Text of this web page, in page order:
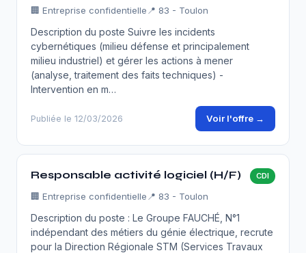
🏢 Entreprise confidentielle 📍 83 - Toulon
Description du poste Suivre les incidents
cybernétiques (milieu défense et principalement
milieu industriel) et gérer les actions à mener
(analyse, traitement des faits techniques) -
Intervention en m…
Publiée le 12/03/2026 Voir l'offre →
Responsable activité logiciel (H/F) CDI
🏢 Entreprise confidentielle 📍 83 - Toulon
Description du poste : Le Groupe FAUCHÉ, N°1
indépendant des métiers du génie électrique, recrute
pour la Direction Régionale STM (Services Travaux